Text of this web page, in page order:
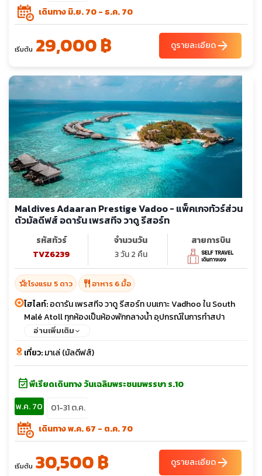
เดินทาง มิ.ย. 70 - ธ.ค. 70
เริ่มต้น 29,000 ฿ ดูรายละเอียดarrow_forward
Maldives Adaaran Prestige Vadoo - แพ็คเกจทัวร์ส่วน
ตัวมัลดีฟส์ อดารัน เพรสทีจ วาดู รีสอร์ท
รหัสทัวร์
TVZ6239
จำนวนวัน
3 วัน 2 คืน
สายการบิน
hotel_classโรงแรม 5 ดาว restaurant อาหาร 6 มื้อ
ไฮไลท์:อดารัน เพรสทีจ วาดู รีสอร์ท บนเกาะ Vadhoo ใน South
Malé Atoll ทุกห้องเป็นห้องพักกลางนํ้า อุปกรณ์ในการทำสปา
เครื่องเล่นดีวีดีและระบบโฮมเธียเตอร์ เครื่องชงกาแฟ และอื่นๆอีก
อ่านเพิ่มเติม
เที่ยว:มาเล่ (มัลดีฟส์)
event_availableพีเรียดเดินทาง วันเฉลิมพระชนมพรรษา ร.10
พ.ค. 70
01-31 ต.ค.
เดินทาง พ.ค. 67 - ต.ค. 70
เริ่มต้น 30,500 ฿ ดูรายละเอียดarrow_forward